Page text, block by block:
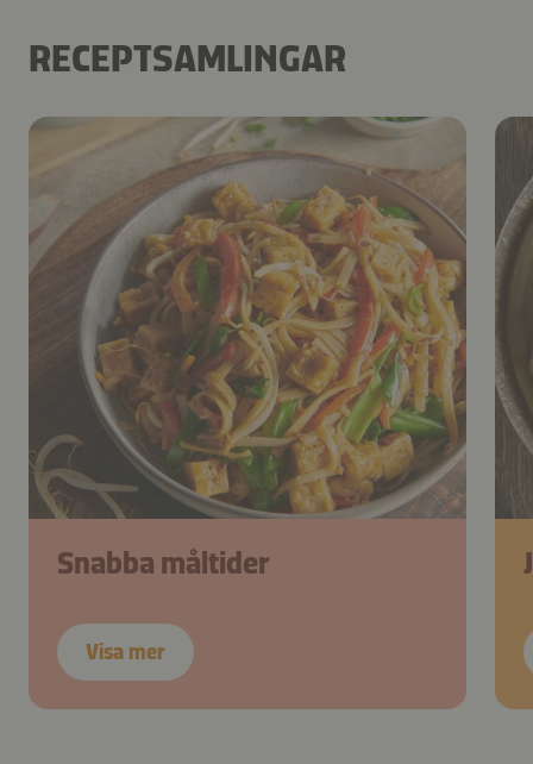
RECEPTSAMLINGAR
Snabba måltider
Visa mer